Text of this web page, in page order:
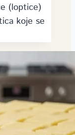
(loptice)
koje se